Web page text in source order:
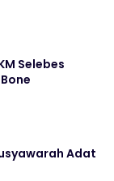
Selebes
Adat